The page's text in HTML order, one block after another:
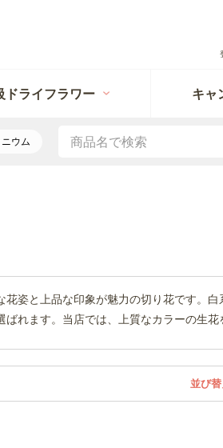
ドライフラワー キャ
ウム
姿と上品な印象が魅力の切り花です。
れます。当店では、上質なカラーの生花
並び替